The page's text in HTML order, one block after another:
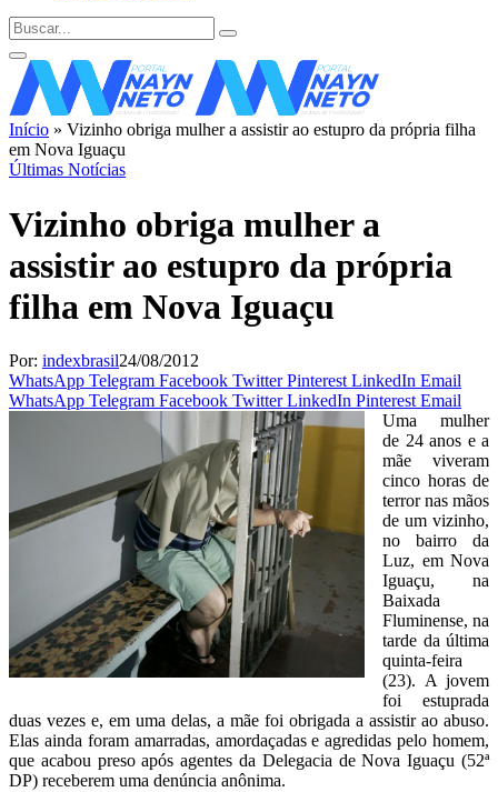
Início » Vizinho obriga mulher a assistir ao estupro da própria filha
em Nova Iguaçu
Últimas Notícias
Vizinho obriga mulher a
assistir ao estupro da própria
filha em Nova Iguaçu
Por: indexbrasil24/08/2012
WhatsApp Telegram Facebook Twitter Pinterest LinkedIn Email
WhatsApp Telegram Facebook Twitter LinkedIn Pinterest Email
Uma mulher
de 24 anos e a
mãe viveram
cinco horas de
terror nas mãos
de um vizinho,
no bairro da
Luz, em Nova
Iguaçu, na
Baixada
Fluminense, na
tarde da última
quinta-feira
(23). A jovem
foi estuprada
duas vezes e, em uma delas, a mãe foi obrigada a assistir ao abuso.
Elas ainda foram amarradas, amordaçadas e agredidas pelo homem,
que acabou preso após agentes da Delegacia de Nova Iguaçu (52ª
DP) receberem uma denúncia anônima.